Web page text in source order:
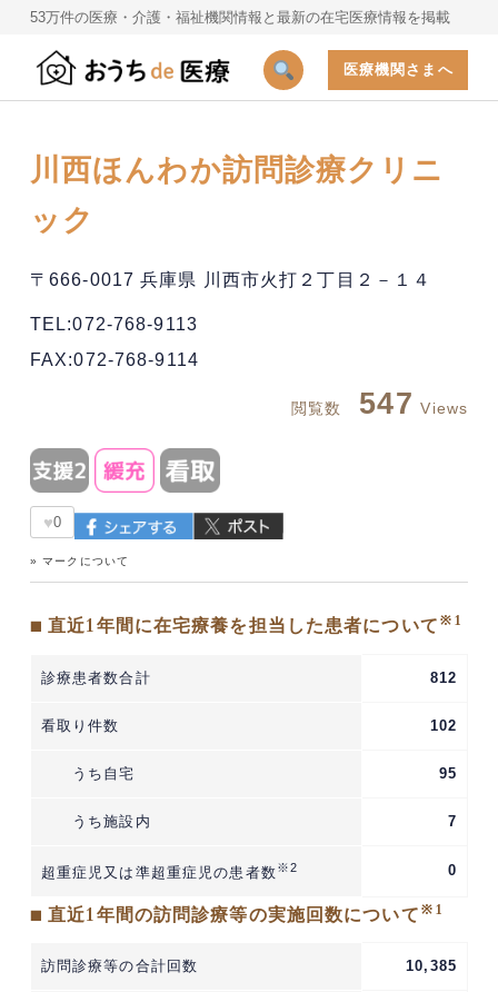
53万件の医療・介護・福祉機関情報と最新の在宅医療情報を掲載
医療機関さまへ
川西ほんわか訪問診療クリニ
ック
〒666-0017 兵庫県 川西市火打２丁目２－１４
TEL:072-768-9113
FAX:072-768-9114
閲覧数 547 Views
♥0
» マークについて
■ 直近1年間に在宅療養を担当した患者について※1
診療患者数合計 812
看取り件数 102
うち自宅 95
うち施設内 7
超重症児又は準超重症児の患者数※2 0
■ 直近1年間の訪問診療等の実施回数について※1
訪問診療等の合計回数 10,385